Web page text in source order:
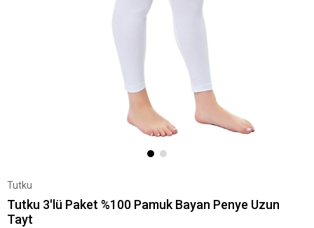
Tutku
Tutku 3'lü Paket %100 Pamuk Bayan Penye Uzun
Tayt